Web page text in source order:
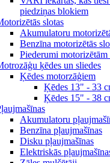
piedziņas blokiem
slotas
Akumulatoru
Benzīna motorizētās
Piederumi motorizētām
ķēdes un sliedes
Ķēdes motorzāģiem
Ķēdes 13" - 33
Ķēdes 15" - 38
Akumulatoru
Benzīna pļaujmašīnas
Disku pļaujmašīnas
Elektriskās